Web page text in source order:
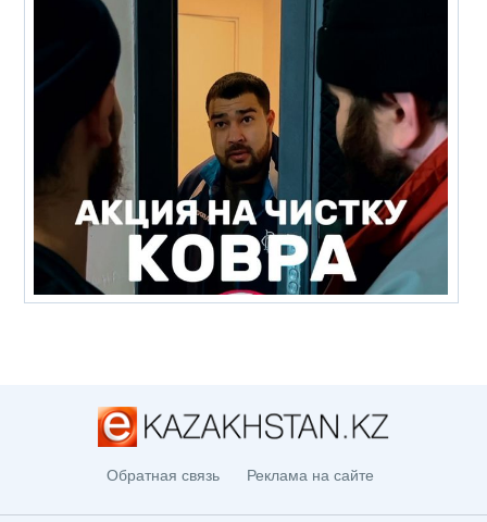
Обратная связь Реклама на сайте